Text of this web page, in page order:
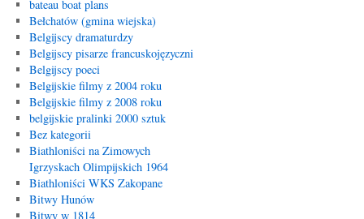
bateau boat plans
Bełchatów (gmina wiejska)
Belgijscy dramaturdzy
Belgijscy pisarze francuskojęzyczni
Belgijscy poeci
Belgijskie filmy z 2004 roku
Belgijskie filmy z 2008 roku
belgijskie pralinki 2000 sztuk
Bez kategorii
Biathloniści na Zimowych
Igrzyskach Olimpijskich 1964
Biathloniści WKS Zakopane
Bitwy Hunów
Bitwy w 1814